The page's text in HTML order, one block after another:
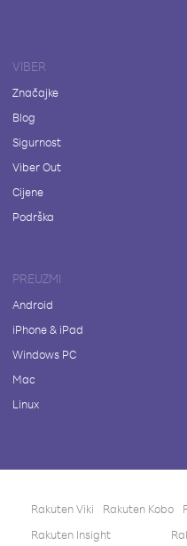
VIBER
Značajke
Blog
Sigurnost
Viber Out
Cijene
Podrška
PREUZMI
Android
iPhone & iPad
Windows PC
Mac
Linux
Rakuten Viki Rakuten Kobo
Rakuten Insight